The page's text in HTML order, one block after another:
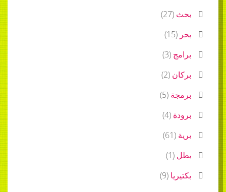
بحث (
27
)
بحر (
15
)
برامج (
3
)
بركان (
2
)
برمجة (
5
)
برودة (
4
)
برية (
61
)
بطل (
1
)
بكتيريا (
9
)